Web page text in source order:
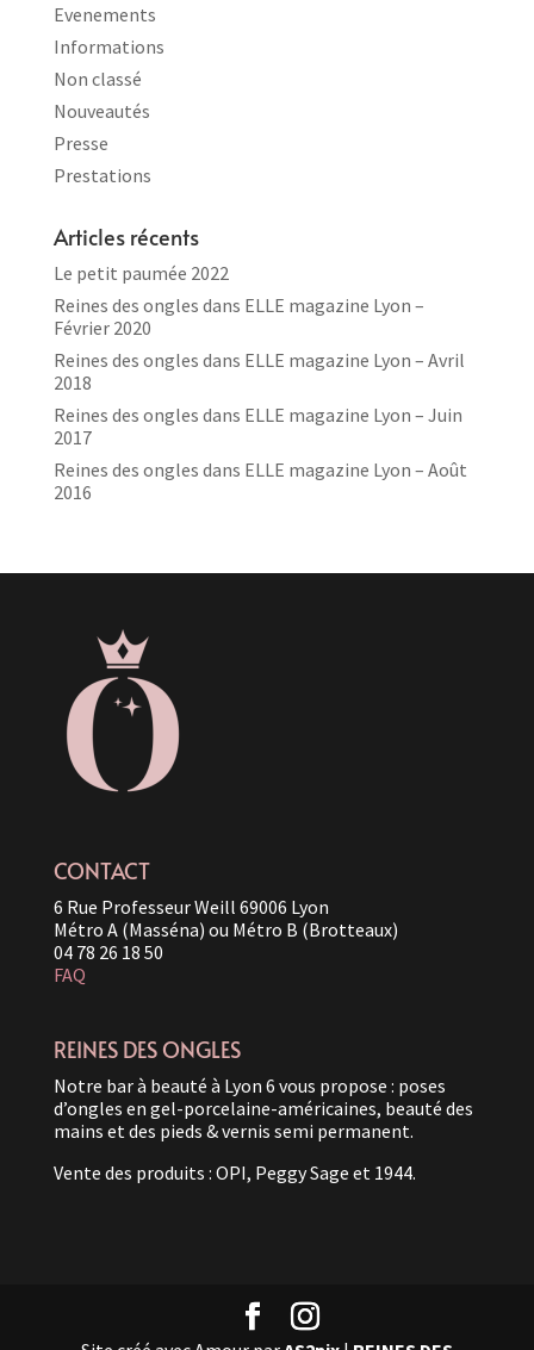
Evenements
Informations
Non classé
Nouveautés
Presse
Prestations
Articles récents
Le petit paumée 2022
Reines des ongles dans ELLE magazine Lyon –
Février 2020
Reines des ongles dans ELLE magazine Lyon – Avril
2018
Reines des ongles dans ELLE magazine Lyon – Juin
2017
Reines des ongles dans ELLE magazine Lyon – Août
2016
CONTACT
6 Rue Professeur Weill 69006 Lyon
Métro A (Masséna) ou Métro B (Brotteaux)
04 78 26 18 50
FAQ
REINES DES ONGLES
Notre bar à beauté à Lyon 6 vous propose : poses
d’ongles en gel-porcelaine-américaines, beauté des
mains et des pieds & vernis semi permanent.
Vente des produits : OPI, Peggy Sage et 1944.